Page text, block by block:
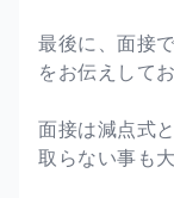
最後に、面接
をお伝えして
面接は減点式
取らない事も大